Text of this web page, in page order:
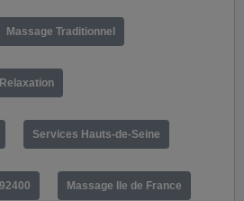
Massage Traditionnel
Relaxation
Services Hauts-de-Seine
Massage Ile de France